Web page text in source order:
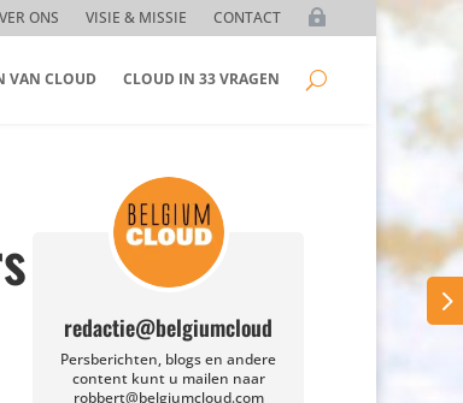
ONS VISIE & MISSIE CONTACT
VAN CLOUD CLOUD IN 33 VRAGEN
redactie@belgiumcloud
Persberichten, blogs en andere
content kunt u mailen naar
robbert@belgiumcloud.com